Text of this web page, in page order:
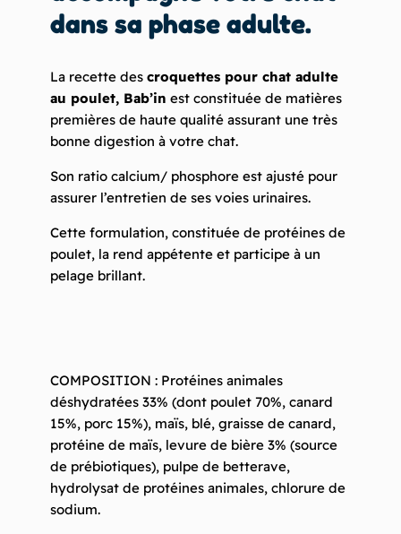
dans sa phase adulte.
La recette des croquettes pour chat adulte
au poulet, Bab’in est constituée de matières
premières de haute qualité assurant une très
bonne digestion à votre chat.
Son ratio calcium/ phosphore est ajusté pour
assurer l’entretien de ses voies urinaires.
Cette formulation, constituée de protéines de
poulet, la rend appétente et participe à un
pelage brillant.
COMPOSITION : Protéines animales
déshydratées 33% (dont poulet 70%, canard
15%, porc 15%), maïs, blé, graisse de canard,
protéine de maïs, levure de bière 3% (source
de prébiotiques), pulpe de betterave,
hydrolysat de protéines animales, chlorure de
sodium.